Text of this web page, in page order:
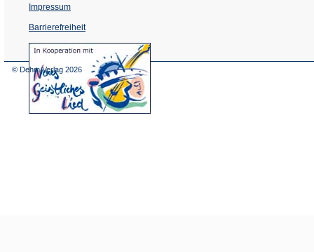
Impressum
Barrierefreiheit
(Öffnet
in
© Dehm Verlag 2026